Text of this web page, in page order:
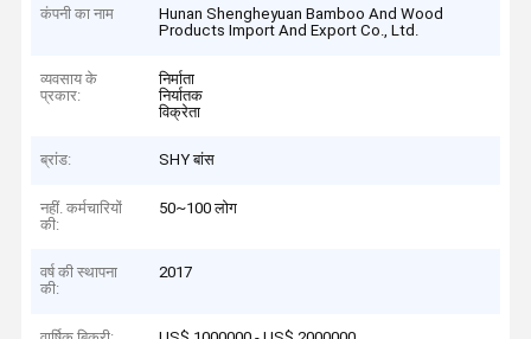
कंपनी का नाम
Hunan Shengheyuan Bamboo And Wood
Products Import And Export Co., Ltd.
व्यवसाय के
प्रकार:
निर्माता
निर्यातक
विक्रेता
ब्रांड: SHY बांस
नहीं. कर्मचारियों
की:
50~100 लोग
वर्ष की स्थापना
की:
2017